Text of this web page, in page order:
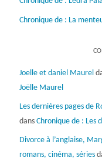
Chronique de : La
Joelle et daniel Maurel
Joëlle Maurel
Les dernières pages de
dans Chronique de : Les
Divorce à l’anglaise,
romans, cinéma, séries